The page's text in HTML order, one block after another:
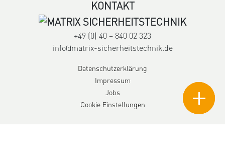
KONTAKT
+49 (0) 40 – 840 02 323
info@matrix-sicherheitstechnik.de
Datenschutzerklärung
Impressum
Jobs
Cookie Einstellungen